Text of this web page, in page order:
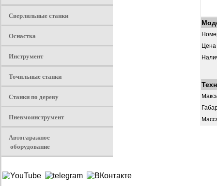
Сверлильные станки
Оснастка
Инструмент
Точильные станки
Станки по дереву
Пневмоинструмент
Автогаражное
оборудование